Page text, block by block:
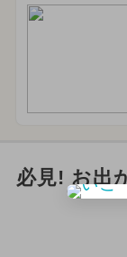
必見! お出